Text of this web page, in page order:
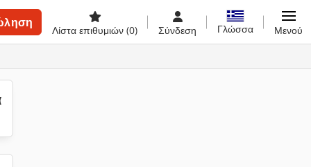
Λίστα επιθυμιών (0) Σύνδεση Γλώσσα Μενού